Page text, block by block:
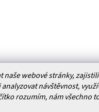
webové stránky,
návštěvnost,
rozumím, nám všechno